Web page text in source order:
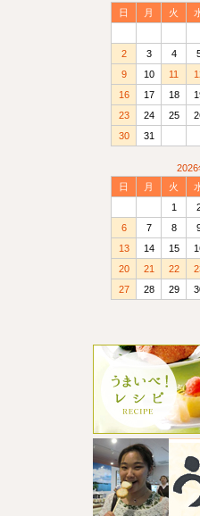
日
月 火
2
3 4
9
10 11
16
17 18
23
24 25
30
31
2026
日
月 火
1
6
7 8
13
14 15
20
21 22
27
28 29